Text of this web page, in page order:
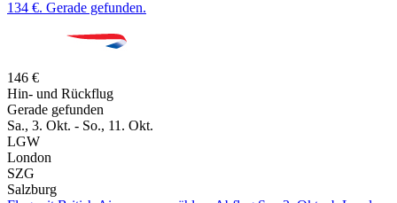
134 €. Gerade gefunden.
146 €
Hin- und Rückflug
Gerade gefunden
Sa., 3. Okt. - So., 11. Okt.
LGW
London
SZG
Salzburg